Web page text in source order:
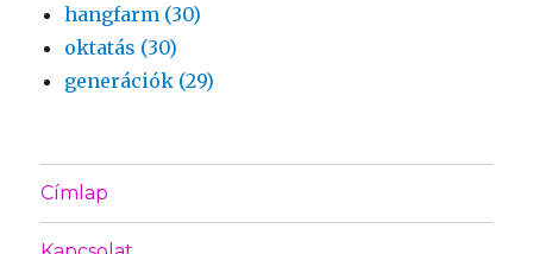
hangfarm (30)
oktatás (30)
generációk (29)
Címlap